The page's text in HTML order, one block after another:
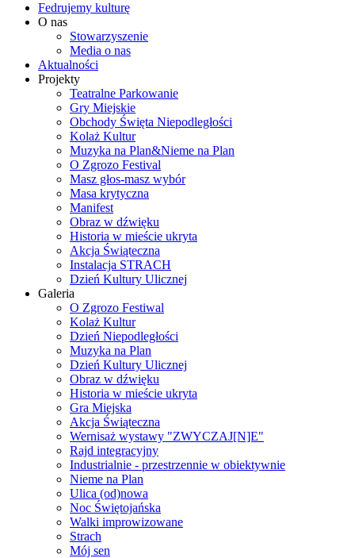
Fedrujemy kulturę
O nas
Stowarzyszenie
Media o nas
Aktualności
Projekty
Teatralne Parkowanie
Gry Miejskie
Obchody Święta Niepodległości
Kolaż Kultur
Muzyka na Plan&Nieme na Plan
O Zgrozo Festival
Masz głos-masz wybór
Masa krytyczna
Manifest
Obraz w dźwięku
Historia w mieście ukryta
Akcja Świąteczna
Instalacja STRACH
Dzień Kultury Ulicznej
Galeria
O Zgrozo Festiwal
Kolaż Kultur
Dzień Niepodległości
Muzyka na Plan
Dzień Kultury Ulicznej
Obraz w dźwięku
Historia w mieście ukryta
Gra Miejska
Akcja Świąteczna
Wernisaż wystawy "ZWYCZAJ[N]E"
Rajd integracyjny
Industrialnie - przestrzennie w obiektywnie
Nieme na Plan
Ulica (od)nowa
Noc Świętojańska
Walki improwizowane
Strach
Mój sen